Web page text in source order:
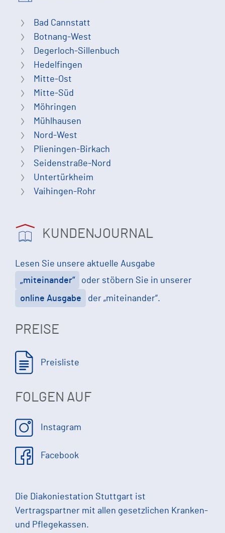
Bad Cannstatt
Botnang-West
Degerloch-Sillenbuch
Hedelfingen
Mitte-Ost
Mitte-Süd
Möhringen
Mühlhausen
Nord-West
Plieningen-Birkach
Seidenstraße-Nord
Untertürkheim
Vaihingen-Rohr
KUNDENJOURNAL
Lesen Sie unsere aktuelle Ausgabe
„miteinander“
oder stöbern Sie in unserer
online Ausgabe
der „miteinander“.
PREISE
Preisliste
FOLGEN AUF
Instagram
Facebook
Die Diakoniestation Stuttgart ist
Vertragspartner mit allen gesetzlichen Kranken-
und Pflegekassen.